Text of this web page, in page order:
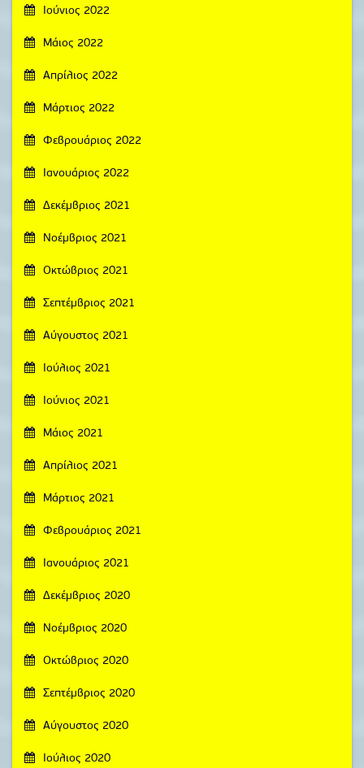
Ιούνιος 2022
Μάιος 2022
Απρίλιος 2022
Μάρτιος 2022
Φεβρουάριος 2022
Ιανουάριος 2022
Δεκέμβριος 2021
Νοέμβριος 2021
Οκτώβριος 2021
Σεπτέμβριος 2021
Αύγουστος 2021
Ιούλιος 2021
Ιούνιος 2021
Μάιος 2021
Απρίλιος 2021
Μάρτιος 2021
Φεβρουάριος 2021
Ιανουάριος 2021
Δεκέμβριος 2020
Νοέμβριος 2020
Οκτώβριος 2020
Σεπτέμβριος 2020
Αύγουστος 2020
Ιούλιος 2020